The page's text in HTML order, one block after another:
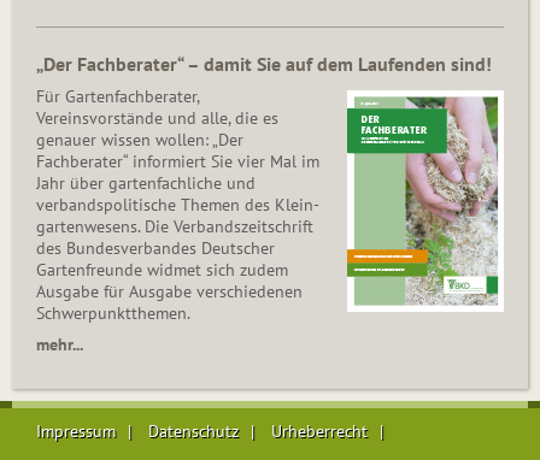
„Der Fachberater“ – damit Sie auf dem Laufenden sind!
Für Gartenfachberater,
Vereinsvorstände und alle, die es
genauer wissen wollen: „Der
Fachberater“ informiert Sie vier Mal im
Jahr über gartenfachliche und
verbandspolitische Themen des Klein­
gar­ten­wesens. Die Ver­bands­zeit­schrift
des Bun­des­ver­ban­des Deutscher
Gartenfreunde widmet sich zudem
Ausgabe für Ausgabe verschiedenen
Schwer­punkt­the­men.
mehr...
Impressum Datenschutz Urheberrecht